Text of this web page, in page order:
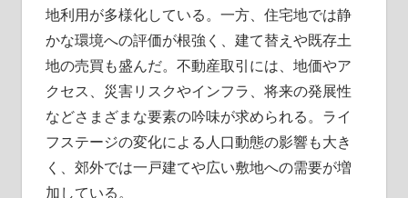
地利用が多様化している。一方、住宅地では静
かな環境への評価が根強く、建て替えや既存土
地の売買も盛んだ。不動産取引には、地価やア
クセス、災害リスクやインフラ、将来の発展性
などさまざまな要素の吟味が求められる。ライ
フステージの変化による人口動態の影響も大き
く、郊外では一戸建てや広い敷地への需要が増
加している。